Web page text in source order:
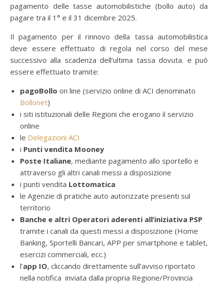
pagamento delle tasse automobilistiche (bollo auto) da
pagare tra il 1° e il 31 dicembre 2025.
Il pagamento per il rinnovo della tassa automobilistica
deve essere effettuato di regola nel corso del mese
successivo alla scadenza dell’ultima tassa dovuta. e può
essere effettuato tramite:
pagoBollo on line (servizio online di ACI denominato
Bollonet)
i siti istituzionali delle Regioni che erogano il servizio
online
le Delegazioni ACI
i Punti vendita Mooney
Poste Italiane, mediante pagamento allo sportello e
attraverso gli altri canali messi a disposizione
i punti vendita Lottomatica
le Agenzie di pratiche auto autorizzate presenti sul
territorio
Banche e altri Operatori aderenti all’iniziativa PSP
tramite i canali da questi messi a disposizione (Home
Banking, Sportelli Bancari, APP per smartphone e tablet,
esercizi commerciali, ecc.)
l’app IO, cliccando direttamente sull’avviso riportato
nella notifica inviata dalla propria Regione/Provincia